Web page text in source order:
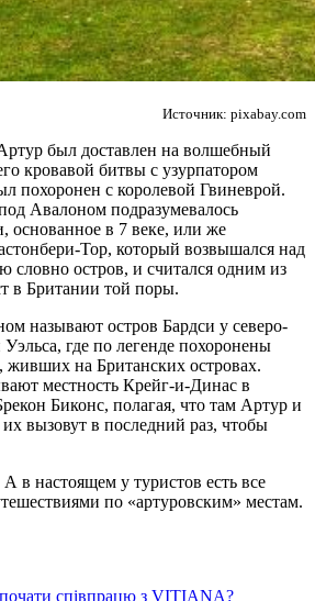
Источник: pixabay.com
был доставлен на волшебный
кровавой битвы с узурпатором
похоронен с королевой Гвиневрой.
Авалоном подразумевалось
основанное в 7 веке, или же
Тор, который возвышался над
словно остров, и считался одним из
в Британии той поры.
называют остров Бардси у северо-
где по легенде похоронены
живших на Британских островах.
местность Крейг-и-Динас в
Биконс, полагая, что там Артур и
вызовут в последний раз, чтобы
в настоящем у туристов есть все
по «артуровским» местам.
співпрацю з VITIANA?